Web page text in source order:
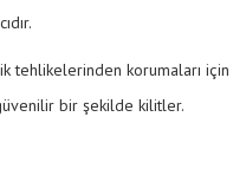
tehlikelerinden korumaları için
bir şekilde kilitler.